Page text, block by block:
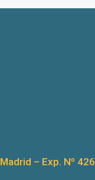
Madrid – Exp. Nº 426